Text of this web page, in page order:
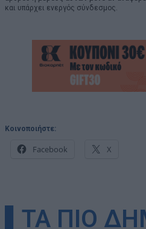
και υπάρχει ενεργός σύνδεσμος.
Κοινοποιήστε:
Facebook X
▌ΤΑ ΠΙΟ